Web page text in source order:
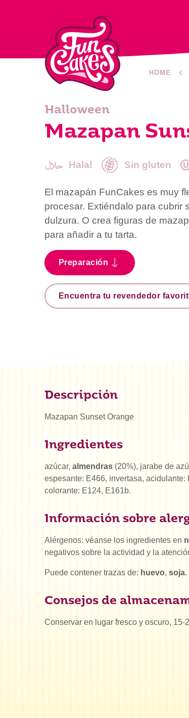
HOME
Halloween
Mazapan
Halal Sin gluten
El mazapán FunCakes es muy
procesar. Extiéndalo para cubrir
dulzura. O crea figuras de
para añadir a tu tarta.
Preparación
Encuentra tu revendedor
Descripción
Mazapan Sunset Orange
Ingredientes
azúcar, almendras (20%), jarabe de
espesante: E466, invertasa, acidulante:
colorante: E124, E161b.
Información sobre
Alérgenos: véanse los ingredientes en
negativos sobre la actividad y la
Puede contener trazas de: huevo, soja.
Consejos de
Conservar en lugar fresco y oscuro, 15-